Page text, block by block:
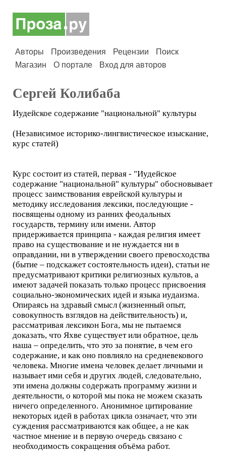
Авторы Произведения Рецензии
Поиск
Магазин
О портале Вход для авторов
Сергей Колибаба
Иудейское содержание "национальной" культуры
(Независимое историко-лингвистическое изыскание,
курс статей)
Курс состоит из статей, первая - "Иудейское
содержание "национальной" культуры" обосновывает
процесс заимствования еврейской культуры и
методику исследования лексики, последующие -
посвящены одному из ранних феодальных
государств, термину или имени. Автор
придерживается принципа - каждая религия имеет
право на существование и не нуждается ни в
оправдании, ни в утверждении своего превосходства
(бытие – подскажет состоятельность идеи), статьи не
предусматривают критики религиозных культов, а
имеют задачей показать только процесс присвоения
социально-экономических идей и языка иудаизма.
Опираясь на здравый смысл (жизненный опыт,
совокупность взглядов на действительность) и,
рассматривая лексикон Бога, мы не пытаемся
доказать, что Яхве существует или обратное, цель
наша – определить, что это за понятие, в чем его
содержание, и как оно повлияло на средневекового
человека. Многие имена человек делает личными и
называет ими себя и других людей, следовательно,
эти имена должны содержать программу жизни и
деятельности, о которой мы пока не можем сказать
ничего определенного. Анонимное цитирование
некоторых идей в работах цикла означает, что эти
суждения рассматриваются как общее, а не как
частное мнение и в первую очередь связано с
необходимость сокращения объёма работ.